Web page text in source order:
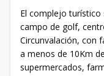
El complejo turístico
campo de golf,
Circunvalación, con
a menos de 10Km
supermercados,